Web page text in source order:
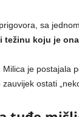
sa
težinu koju je
je postajala
ostati